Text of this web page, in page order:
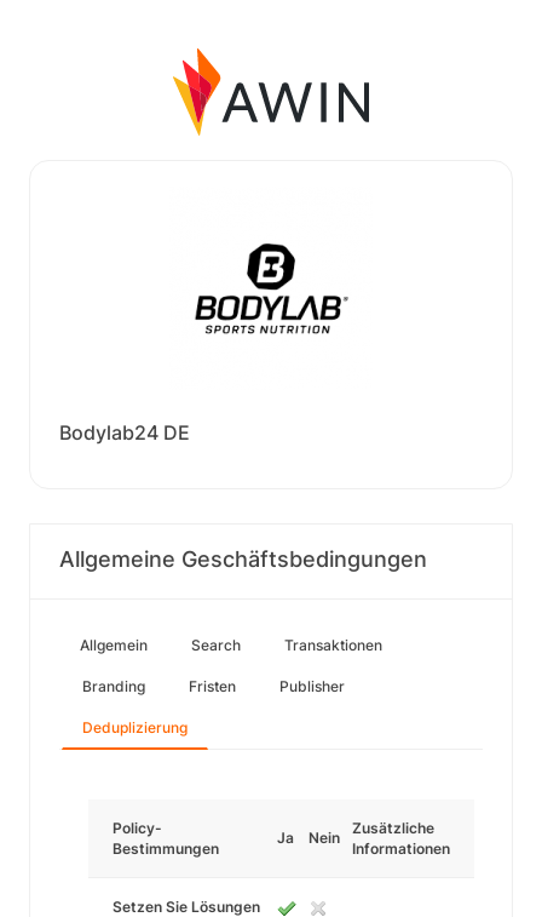
Bodylab24 DE
Allgemeine Geschäftsbedingungen
Allgemein Search Transaktionen
Branding Fristen Publisher
Deduplizierung
Policy-
Bestimmungen
Ja Nein
Zusätzliche
Informationen
Setzen Sie Lösungen